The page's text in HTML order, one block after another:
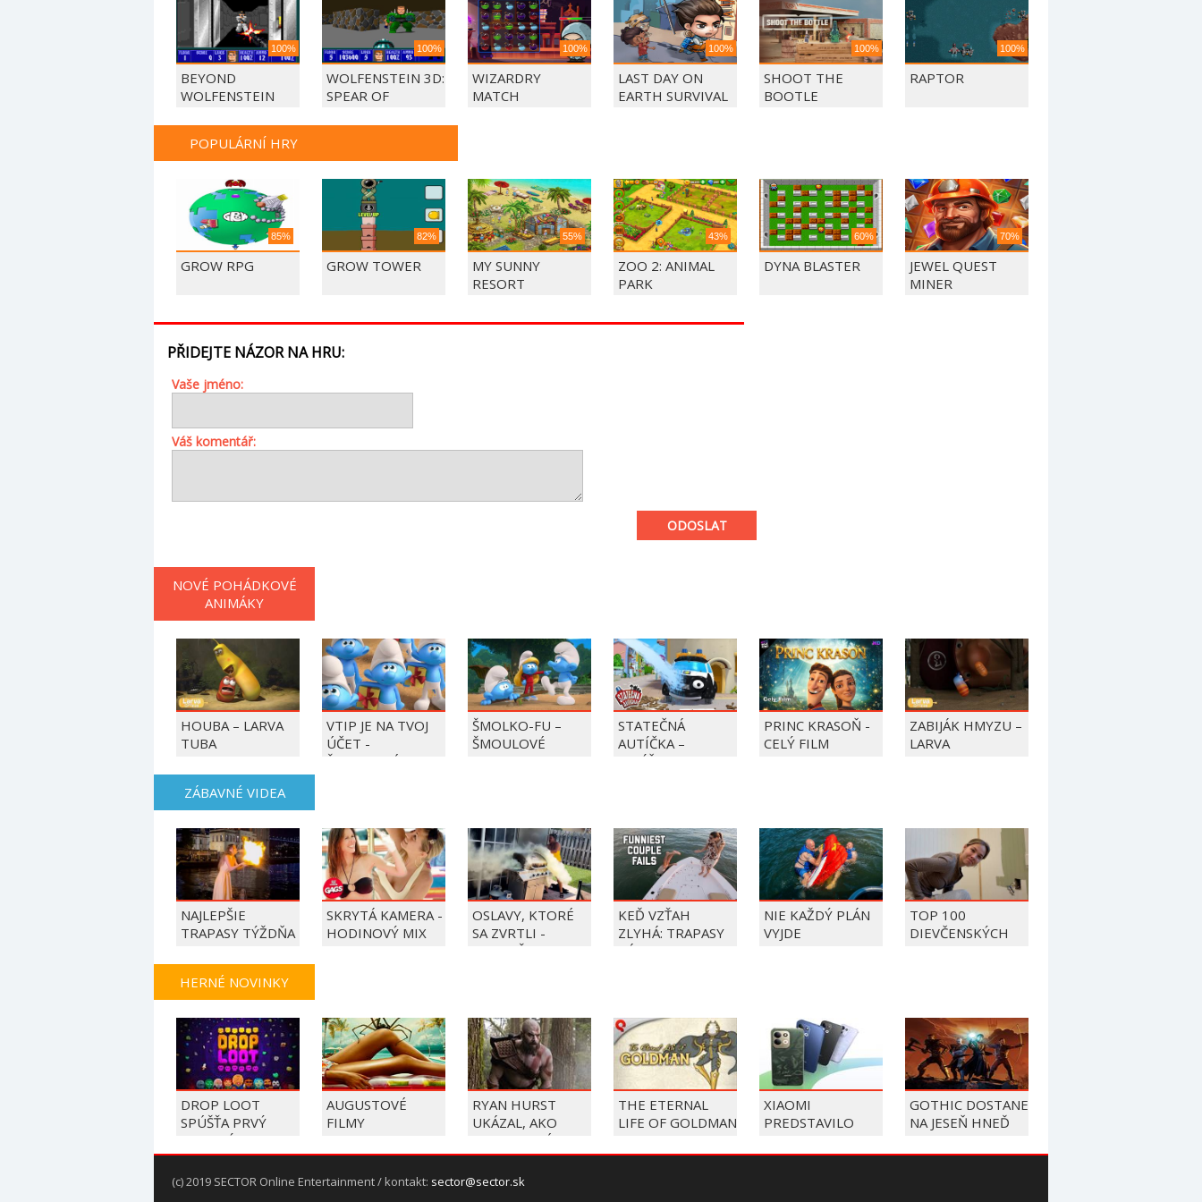
100%
BEYOND
WOLFENSTEIN
100%
WOLFENSTEIN 3D:
SPEAR OF
100%
WIZARDRY
MATCH
100%
LAST DAY ON
EARTH SURVIVAL
100%
SHOOT THE
BOOTLE
100%
RAPTOR
POPULÁRNÍ HRY
85%
GROW RPG
82%
GROW TOWER
55%
MY SUNNY
RESORT
43%
ZOO 2: ANIMAL
PARK
60%
DYNA BLASTER
70%
JEWEL QUEST
MINER
PŘIDEJTE NÁZOR NA HRU:
Vaše jméno:
Váš komentář:
ODOSLAT
NOVÉ POHÁDKOVÉ
ANIMÁKY
HOUBA – LARVA
TUBA
VTIP JE NA TVOJ
ÚČET -
ŠMOULOVÉ
ŠMOLKO-FU –
ŠMOULOVÉ
STATEČNÁ
AUTÍČKA –
BALÍČEK PIERRE
PRINC KRASOŇ -
CELÝ FILM
ZABIJÁK HMYZU –
LARVA
ZÁBAVNÉ VIDEA
NAJLEPŠIE
TRAPASY TÝŽDŇA
SKRYTÁ KAMERA -
HODINOVÝ MIX
OSLAVY, KTORÉ
SA ZVRTLI -
NAJLEPŠIE
KEĎ VZŤAH
ZLYHÁ: TRAPASY
PÁROV
NIE KAŽDÝ PLÁN
VYJDE
TOP 100
DIEVČENSKÝCH
HERNÉ NOVINKY
DROP LOOT
SPÚŠŤA PRVÝ
VEREJNÝ
PLAYTEST
AUGUSTOVÉ
FILMY
RYAN HURST
UKÁZAL, AKO
VYZERAL V ÚLOHE
KRATA
THE ETERNAL
LIFE OF GOLDMAN
XIAOMI
PREDSTAVILO
REDMI 17 5G,
GOTHIC DOSTANE
NA JESEŇ HNEĎ
NOVINIEK
(c) 2019 SECTOR Online Entertainment / kontakt: sector@sector.sk